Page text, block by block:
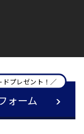
プレゼント！／
ォーム